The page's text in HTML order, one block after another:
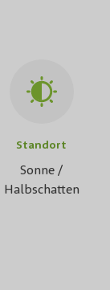
Standort
Sonne /
Halbschatten